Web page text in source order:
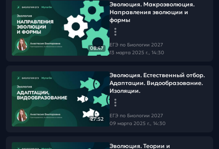
08:47
Эволюция. Макроэволюция.
Направления эволюции и
формы
ЕГЭ по Биологии 2027
13 марта 2025 г., 14:30
27:52
Эволюция. Естественный отбор.
Адаптации. Видообразование.
Изоляции.
ЕГЭ по Биологии 2027
09 марта 2025 г., 14:30
Эволюция. Теории и